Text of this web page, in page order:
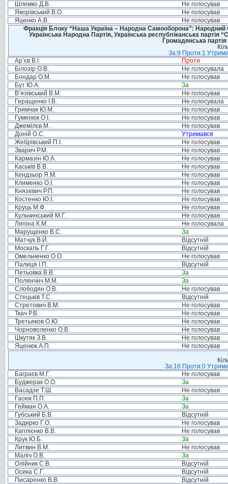
Шлемко Д.В.
Не голосував
Яворівський В.О.
Не голосував
Яценко А.В.
Не голосував
Фракція Блоку “Наша Україна – Народна Самооборона”: Народний
Українська Народна Партія, Українська республіканська
Громадянська
За:9 Проти:1
Ар’єв В.І.
Проти
Білозір О.В.
Не голосувала
Бондар О.М.
Не голосував
Бут Ю.А.
За
В’язівський В.М.
Не голосував
Геращенко І.В.
Не голосувала
Гримчак Ю.М.
Не голосував
Гуменюк О.І.
Не голосував
Джемілєв М. .
Не голосував
Доній О.С.
Утримався
Жебрівський П.І.
Не голосував
Зварич Р.М.
Не голосував
Кармазін Ю.А.
Не голосував
Каськів В.В.
Не голосував
Кендзьор Я.М.
Не голосував
Клименко О.І.
Не голосував
Князевич Р.П.
Не голосував
Костенко Ю.І.
Не голосував
Круць М.Ф.
Не голосував
Кульчинський М.Г.
Не голосував
Ляпіна К.М.
Не голосувала
Марущенко В.С.
За
Матчук В.Й.
Відсутній
Москаль Г.Г.
Відсутній
Омельченко О.О.
Не голосував
Палиця І.П.
Відсутній
Петьовка В.В.
За
Полянчич М.М.
За
Слободян О.В.
Не голосував
Стецьків Т.С.
Відсутній
Стретович В.М.
Не голосував
Ткач Р.В.
Не голосував
Третьяков О.Ю.
Не голосував
Чорноволенко О.В.
Не голосував
Шкутяк З.В.
Не голосував
Яценюк А.П.
Не голосував
За:16 Проти:0
Баграєв М.Г.
Не голосував
Буджерак О.О.
За
Васадзе Т.Ш.
Не голосував
Гасюк П.П.
За
Гейман О.А.
За
Губський Б.В.
Відсутній
Задирко Г.О.
Не голосував
Каплієнко В.В.
Не голосував
Крук Ю.Б.
За
Литвин В.М.
Не голосував
Маліч О.В.
За
Олійник С.В.
Відсутній
Осика С.Г.
Відсутній
Писаренко В.В.
Відсутній